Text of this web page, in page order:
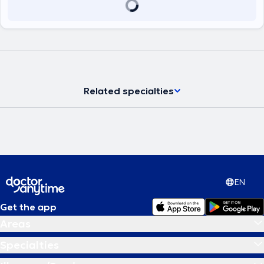
Related specialties
EN
Get the app